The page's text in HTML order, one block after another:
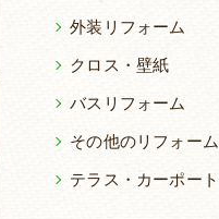
外装リフォーム
クロス・壁紙
バスリフォーム
その他のリフォーム
テラス・カーポート